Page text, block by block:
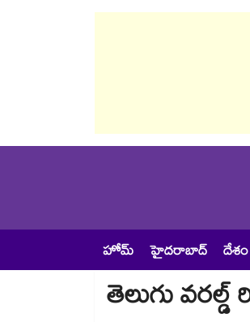
హోమ్ హైదరాబాద్ దేశం
తెలుగు వరల్డ్